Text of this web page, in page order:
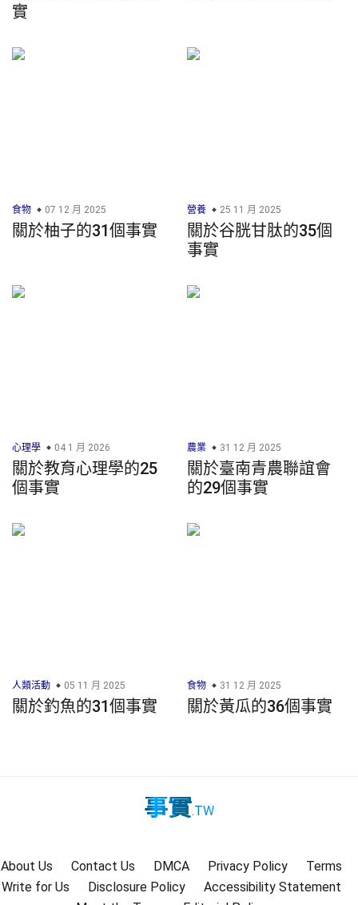
實
食物 07 12 月 2025
關於柚子的31個事實
營養 25 11 月 2025
關於谷胱甘肽的35個
事實
心理學 04 1 月 2026
關於教育心理學的25
個事實
農業 31 12 月 2025
關於臺南青農聯誼會
的29個事實
人類活動 05 11 月 2025
關於釣魚的31個事實
食物 31 12 月 2025
關於黃瓜的36個事實
事實.TW
About Us Contact Us DMCA Privacy Policy
Terms
Write for Us
Disclosure Policy
Accessibility Statement